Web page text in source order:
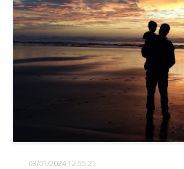
03/01/2024 12:55:21